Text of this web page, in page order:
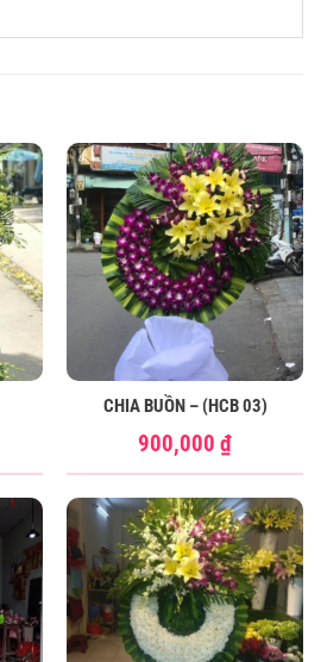
CHIA BUỒN – (HCB 03)
900,000 ₫